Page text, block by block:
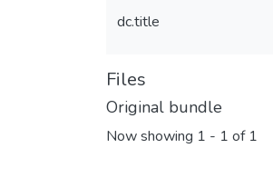
dc.title
Files
Original bundle
Now showing 1 - 1 of 1